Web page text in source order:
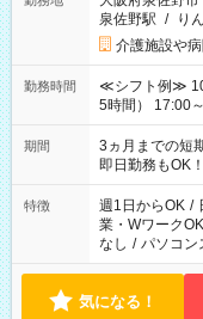
泉佐野駅 / り
介護施設や
勤務時間
≪シフト例≫
5時間） 17:00～翌
働く時間は調
期間
3ヵ月までの
即日勤務もOK！
特徴 週1日からOK /
業・WワークOK
なし / パソコン
気になる！